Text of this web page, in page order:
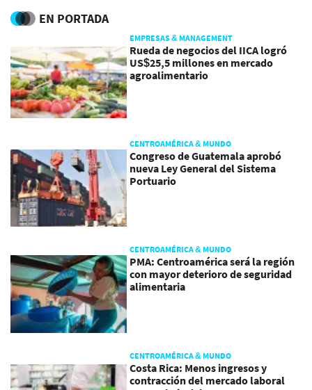
EN PORTADA
EMPRESAS & MANAGEMENT
Rueda de negocios del IICA logró
US$25,5 millones en mercado
agroalimentario
CENTROAMÉRICA & MUNDO
Congreso de Guatemala aprobó
nueva Ley General del Sistema
Portuario
CENTROAMÉRICA & MUNDO
PMA: Centroamérica será la región
con mayor deterioro de seguridad
alimentaria
CENTROAMÉRICA & MUNDO
Costa Rica: Menos ingresos y
contracción del mercado laboral